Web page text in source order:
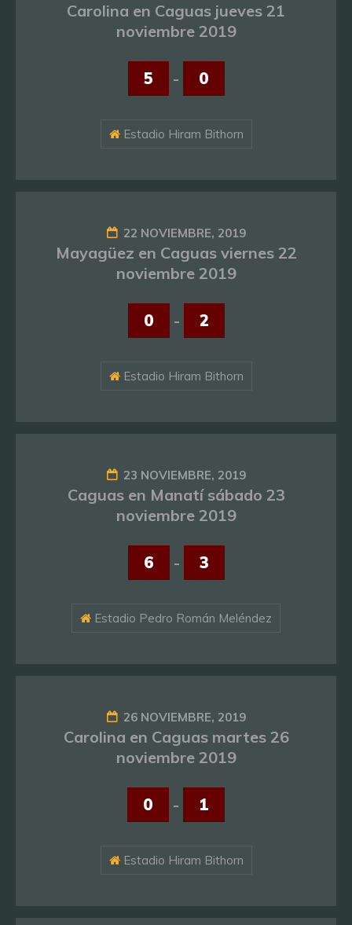
Carolina en Caguas jueves 21
noviembre 2019
5 - 0
Estadio Hiram Bithorn
22 NOVIEMBRE, 2019
Mayagüez en Caguas viernes 22
noviembre 2019
0 - 2
Estadio Hiram Bithorn
23 NOVIEMBRE, 2019
Caguas en Manatí sábado 23
noviembre 2019
6 - 3
Estadio Pedro Román Meléndez
26 NOVIEMBRE, 2019
Carolina en Caguas martes 26
noviembre 2019
0 - 1
Estadio Hiram Bithorn